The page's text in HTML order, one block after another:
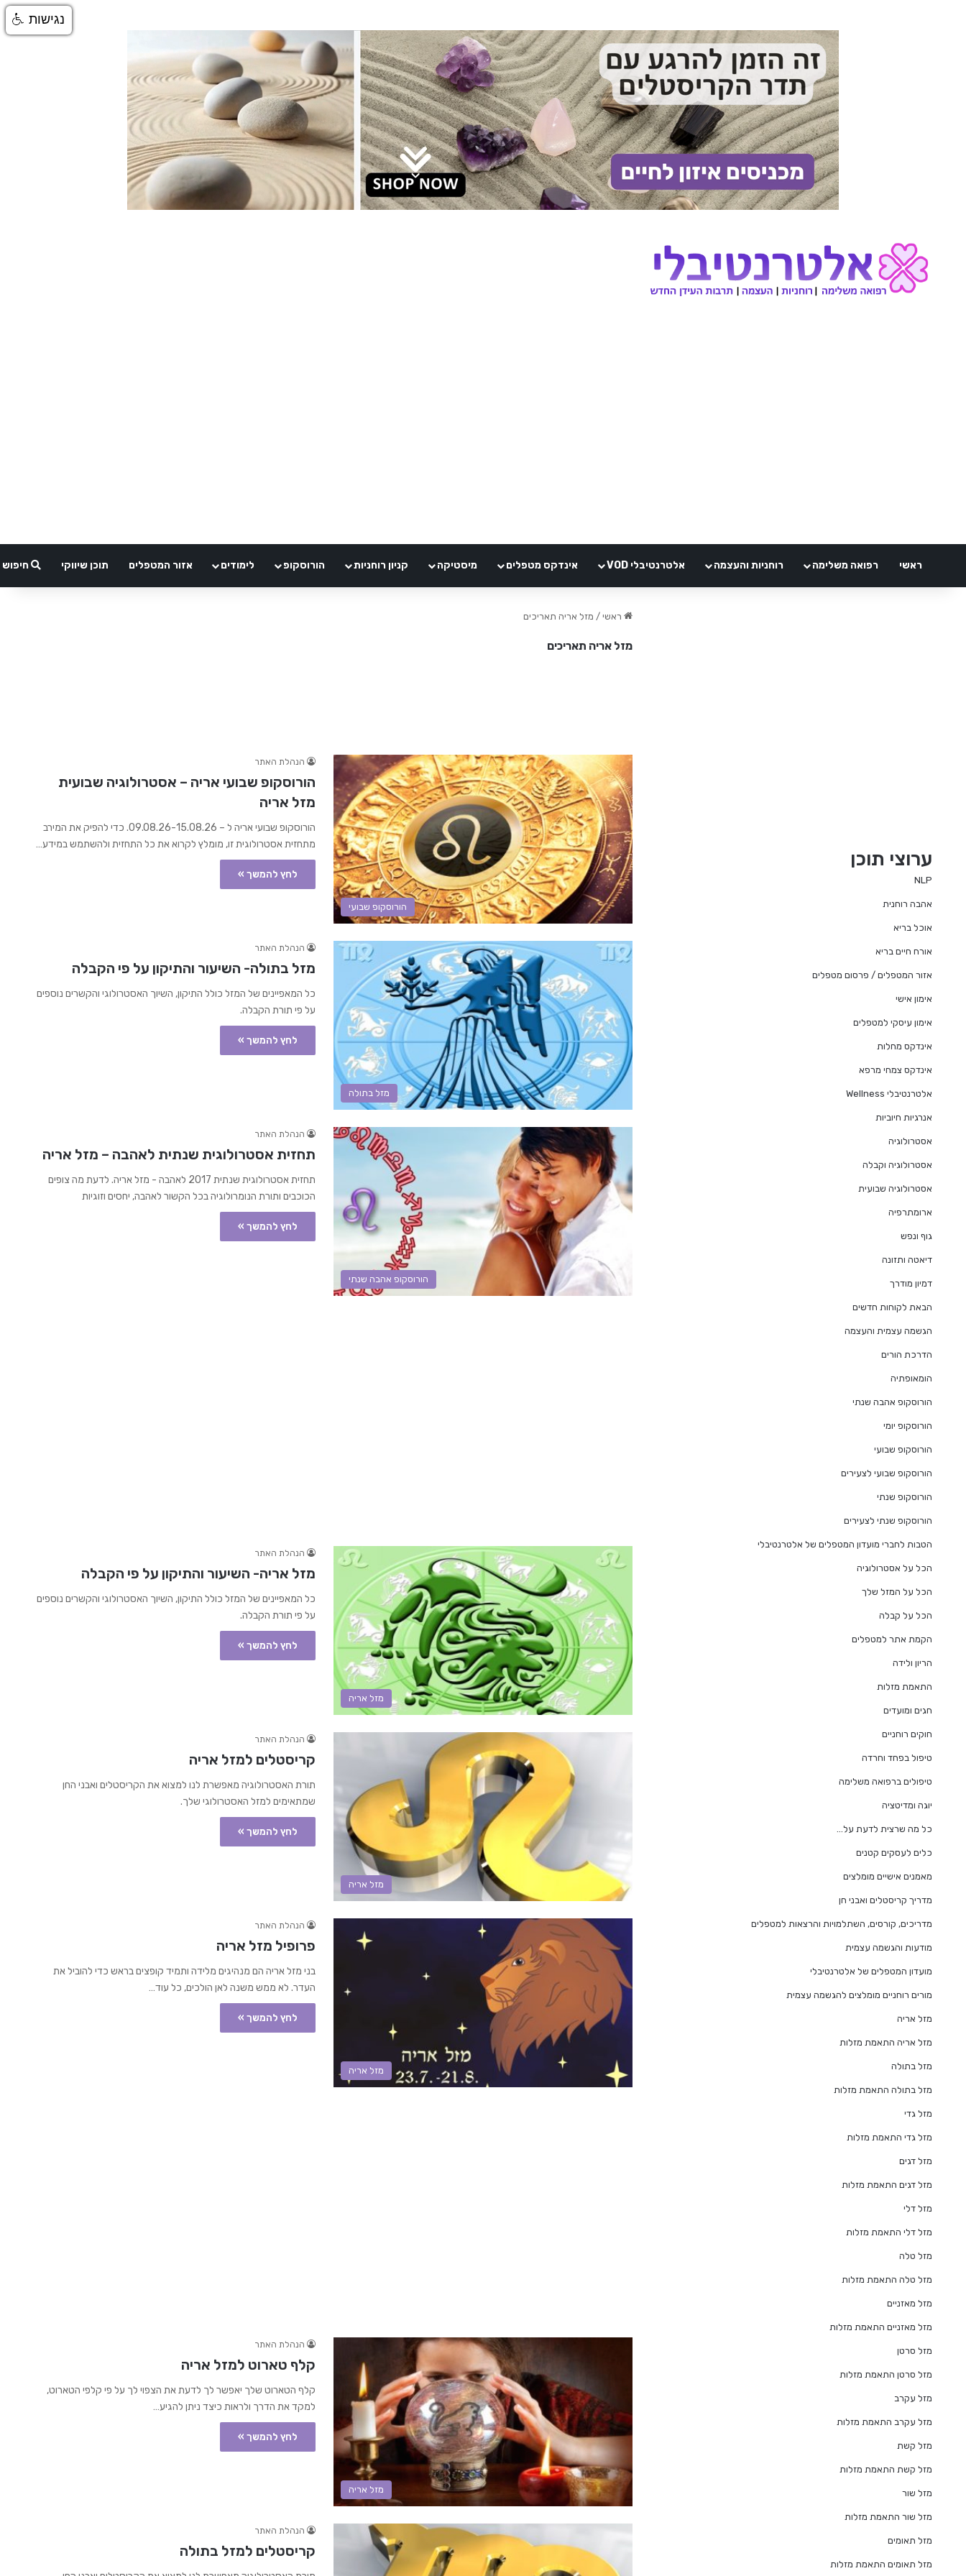
ראשי רפואה משלימה רוחניות והעצמה אלטרנטיבלי VOD אינדקס מטפלים מיסטיקה קניון רוחניות הורוסקופ לימודים אזור המטפלים תוכן שיווקי חיפוש
ראשי / מזל אריה תאריכים
מזל אריה תאריכים
הורוסקופ שבועי
הנהלת האתר
הורוסקופ שבועי אריה – אסטרולוגיה שבועית
מזל אריה
הורוסקופ שבועי אריה ל – 09.08.26-15.08.26. כדי להפיק את המירב
מתחזית אסטרולוגית זו, מומלץ לקרוא את כל התחזית ולהשתמש במידע…
לחץ להמשך »
מזל בתולה
הנהלת האתר
מזל בתולה- השיעור והתיקון על פי הקבלה
כל המאפיינים של המזל כולל התיקון, השיוך האסטרולוגי והקשרים נוספים
על פי תורת הקבלה.
לחץ להמשך »
הורוסקופ אהבה שנתי
הנהלת האתר
תחזית אסטרולוגית שנתית לאהבה – מזל אריה
תחזית אסטרולוגית שנתית 2017 לאהבה - מזל אריה. לדעת מה צופים
הכוכבים ותורת הנומרולוגיה בכל הקשור לאהבה, יחסים וזוגיות
לחץ להמשך »
מזל אריה
הנהלת האתר
מזל אריה- השיעור והתיקון על פי הקבלה
כל המאפיינים של המזל כולל התיקון, השיוך האסטרולוגי והקשרים נוספים
על פי תורת הקבלה.
לחץ להמשך »
מזל אריה
הנהלת האתר
קריסטלים למזל אריה
תורת האסטרולוגיה מאפשרת לנו למצוא את הקריסטלים ואבני החן
שמתאימים למזל האסטרולוגי שלך.
לחץ להמשך »
מזל אריה
הנהלת האתר
פרופיל מזל אריה
בני מזל אריה הם מנהיגים מלידה ותמיד קופצים בראש כדי להוביל את
העדר. לא ממש משנה לאן הולכים, כל עוד…
לחץ להמשך »
מזל אריה
הנהלת האתר
קלף טארוט למזל אריה
קלף הטארוט שלך יאפשר לך לדעת את הצפוי לך על פי קלפי הטארוט,
למקד את הדרך ולראות כיצד ניתן להגיע…
לחץ להמשך »
הנהלת האתר
קריסטלים למזל בתולה
ערוצי תוכן
NLP
אהבה רוחנית
אוכל בריא
אורח חיים בריא
אזור המטפלים / פרסום מטפלים
אימון אישי
אימון עיסקי למטפלים
אינדקס מחלות
אינדקס צמחי מרפא
אלטרנטיבלי Wellness
אנרגיות חיוביות
אסטרולוגיה
אסטרולוגיה וקבלה
אסטרולוגיה שבועית
ארומתרפיה
גוף ונפש
דיאטה ותזונה
דמיון מודרך
הבאת לקוחות חדשים
הגשמה עצמית והעצמה
הדרכת הורים
הומאופתיה
הורוסקופ אהבה שנתי
הורוסקופ יומי
הורוסקופ שבועי
הורוסקופ שבועי לצעירים
הורוסקופ שנתי
הורוסקופ שנתי לצעירים
הטבות לחברי מועדון המטפלים של אלטרנטיבלי
הכל על אסטרולוגיה
הכל על המזל שלך
הכל על קבלה
הקמת אתר למטפלים
הריון ולידה
התאמת מזלות
חגים ומועדים
חוקים רוחניים
טיפול בפחד וחרדה
טיפולים ברפואה משלימה
יוגה ומדיטציה
כל מה שרצית לדעת על…
כלים לעסקים קטנים
מאמנים אישיים מומלצים
מדריך קריסטלים ואבני חן
מדריכים, קורסים, השתלמויות והרצאות למטפלים
מודעות והגשמה עצמית
מועדון המטפלים של אלטרנטיבלי
מורים רוחניים מומלצים להגשמה עצמית
מזל אריה
מזל אריה התאמת מזלות
מזל בתולה
מזל בתולה התאמת מזלות
מזל גדי
מזל גדי התאמת מזלות
מזל דגים
מזל דגים התאמת מזלות
מזל דלי
מזל דלי התאמת מזלות
מזל טלה
מזל טלה התאמת מזלות
מזל מאזניים
מזל מאזניים התאמת מזלות
מזל סרטן
מזל סרטן התאמת מזלות
מזל עקרב
מזל עקרב התאמת מזלות
מזל קשת
מזל קשת התאמת מזלות
מזל שור
מזל שור התאמת מזלות
מזל תאומים
מזל תאומים התאמת מזלות
נגישות